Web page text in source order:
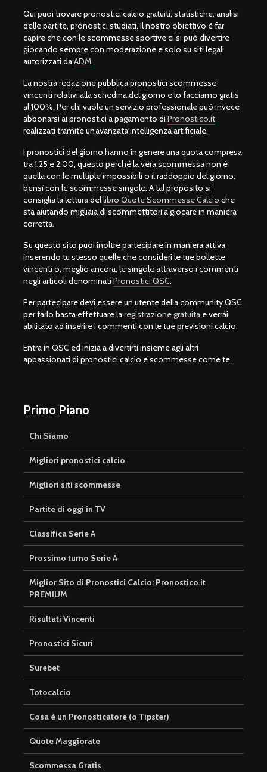
Qui puoi trovare pronostici calcio gratuiti, statistiche, analisi
delle partite, pronostici studiati. Il nostro obiettivo è far
capire che con le scommesse sportive ci si può divertire
giocando sempre con moderazione e solo su siti legali
autorizzati daADM.
La nostra redazione pubblica pronostici scommesse
vincenti relativi alla schedina del giorno e lo facciamo gratis
al 100%. Per chi vuole un servizio professionale può invece
abbonarsi ai pronostici a pagamento di Pronostico.it
realizzati tramite un’avanzata intelligenza artificiale.
I pronostici del giorno hanno in genere una quota compresa
tra 1.25 e 2.00, questo perché la vera scommessa non è
quella con le multiple impossibili o il raddoppio del giorno,
bensì con le scommesse singole. A tal proposito si
consiglia la lettura dellibro Quote Scommesse Calcio che
sta aiutando migliaia di scommettitori a giocare in maniera
corretta.
Su questo sito puoi inoltre partecipare in maniera attiva
inserendo tu stesso quelle che consideri le tue bollette
vincenti o, meglio ancora, le singole attraverso i commenti
negli articoli denominati Pronostici QSC.
Per partecipare devi essere un utente della community QSC,
per farlo basta effettuare laregistrazione gratuita e verrai
abilitato ad inserire i commenti con le tue previsioni calcio.
Entra in QSC ed inizia a divertirti insieme agli altri
appassionati di pronostici calcio e scommesse come te.
Primo Piano
Chi Siamo
Migliori pronostici calcio
Migliori siti scommesse
Partite di oggi in TV
Classifica Serie A
Prossimo turno Serie A
Miglior Sito di Pronostici Calcio: Pronostico.it
PREMIUM
Risultati Vincenti
Pronostici Sicuri
Surebet
Totocalcio
Cosa è un Pronosticatore (o Tipster)
Quote Maggiorate
Scommessa Gratis